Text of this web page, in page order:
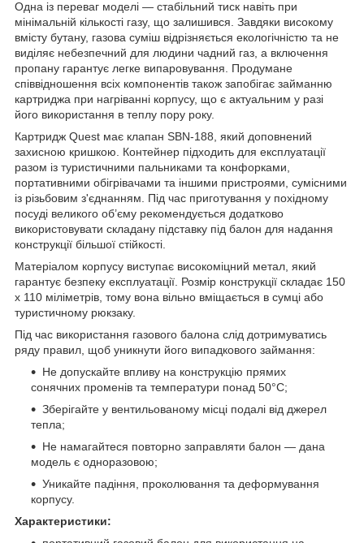
Одна із переваг моделі — стабільний тиск навіть при
мінімальній кількості газу, що залишився. Завдяки високому
вмісту бутану, газова суміш відрізняється екологічністю та не
виділяє небезпечний для людини чадний газ, а включення
пропану гарантує легке випаровування. Продумане
співвідношення всіх компонентів також запобігає займанню
картриджа при нагріванні корпусу, що є актуальним у разі
його використання в теплу пору року.
Картридж Quest має клапан SBN-188, який доповнений
захисною кришкою. Контейнер підходить для експлуатації
разом із туристичними пальниками та конфорками,
портативними обігрівачами та іншими пристроями, сумісними
із різьбовим з'єднанням. Під час приготування у похідному
посуді великого об’єму рекомендується додатково
використовувати складану підставку під балон для надання
конструкції більшої стійкості.
Матеріалом корпусу виступає високоміцний метал, який
гарантує безпеку експлуатації. Розмір конструкції складає 150
х 110 міліметрів, тому вона вільно вміщається в сумці або
туристичному рюкзаку.
Під час використання газового балона слід дотримуватись
ряду правил, щоб уникнути його випадкового займання:
Не допускайте впливу на конструкцію прямих
сонячних променів та температури понад 50°C;
Зберігайте у вентильованому місці подалі від джерел
тепла;
Не намагайтеся повторно заправляти балон — дана
модель є одноразовою;
Уникайте падіння, проколювання та деформування
корпусу.
Характеристики: